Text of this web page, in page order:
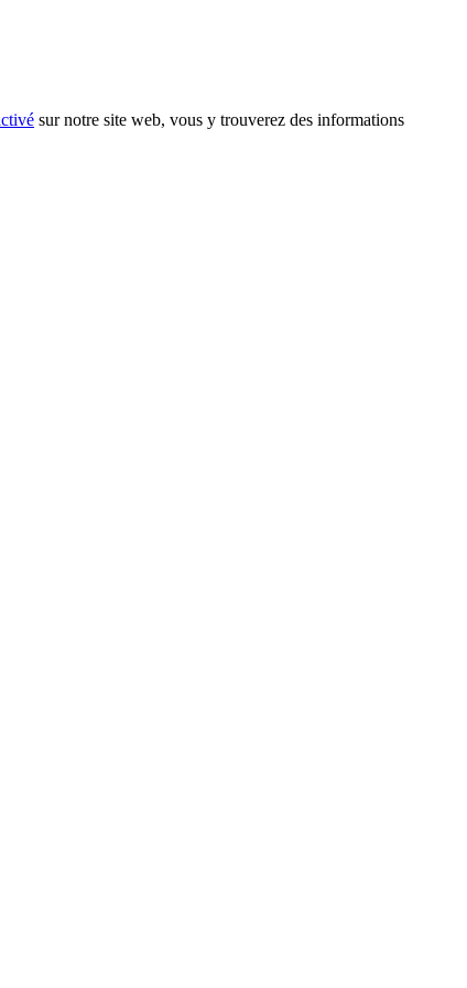
sur notre site web, vous y trouverez des informations